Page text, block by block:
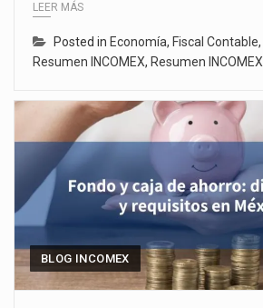
LEER MÁS
Posted in Economía, Fiscal Contable,
Resumen INCOMEX, Resumen INCOMEX
BLOG INCOMEX